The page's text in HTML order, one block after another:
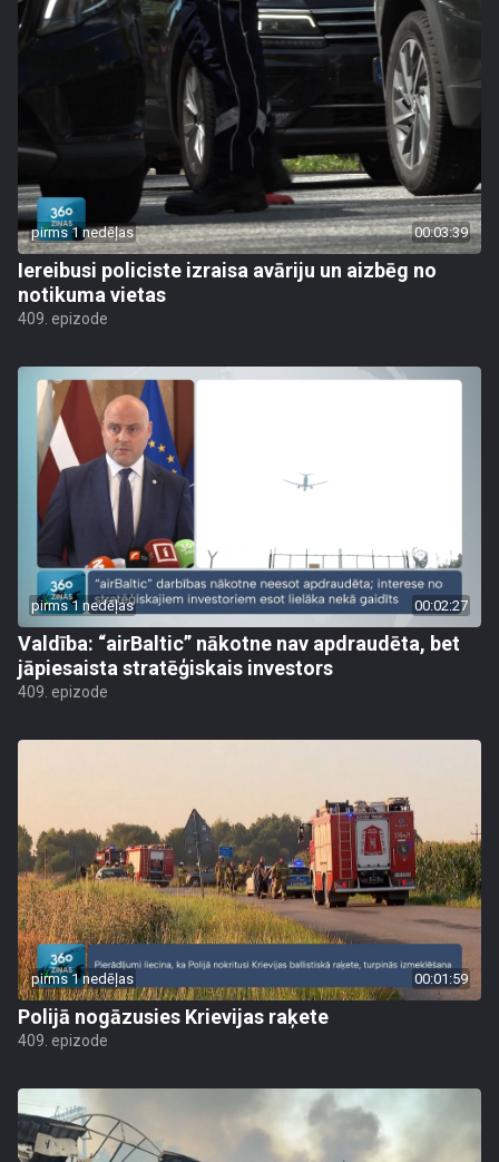
pirms 1 nedēļas 00:03:39
Iereibusi policiste izraisa avāriju un aizbēg no
notikuma vietas
409. epizode
pirms 1 nedēļas 00:02:27
Valdība: “airBaltic” nākotne nav apdraudēta, bet
jāpiesaista stratēģiskais investors
409. epizode
pirms 1 nedēļas 00:01:59
Polijā nogāzusies Krievijas raķete
409. epizode